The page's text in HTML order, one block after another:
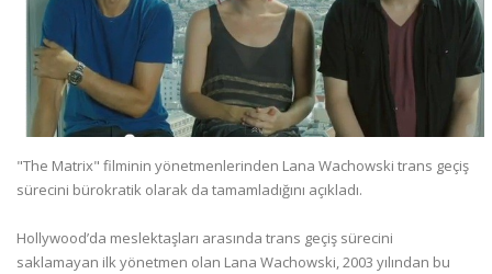
"The Matrix" filminin yönetmenlerinden Lana Wachowski trans geçiş
sürecini bürokratik olarak da tamamladığını açıkladı.
Hollywood’da meslektaşları arasında trans geçiş sürecini
saklamayan ilk yönetmen olan Lana Wachowski, 2003 yılından bu